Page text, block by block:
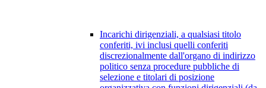
Incarichi dirigenziali, a qualsiasi titolo
conferiti, ivi inclusi quelli conferiti
discrezionalmente dall'organo di indirizzo
politico senza procedure pubbliche di
selezione e titolari di posizione